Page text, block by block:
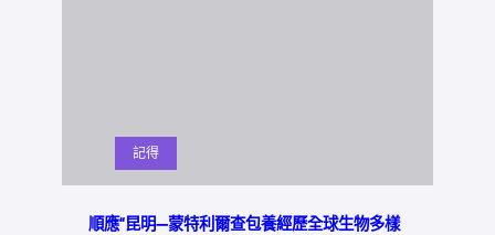
記得
順應“昆明—蒙特利爾查包養經歷全球生物多樣